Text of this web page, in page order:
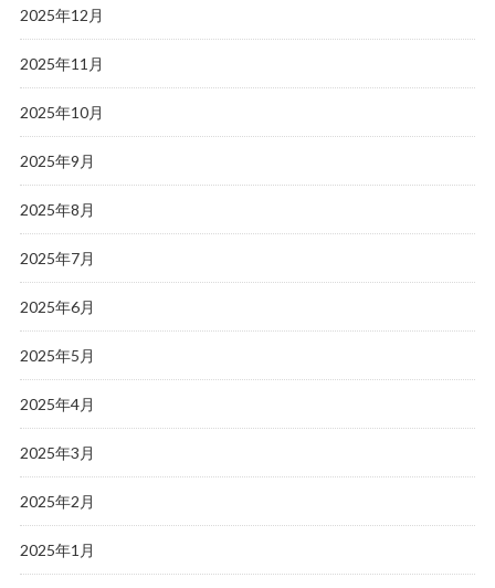
2025年12月
2025年11月
2025年10月
2025年9月
2025年8月
2025年7月
2025年6月
2025年5月
2025年4月
2025年3月
2025年2月
2025年1月